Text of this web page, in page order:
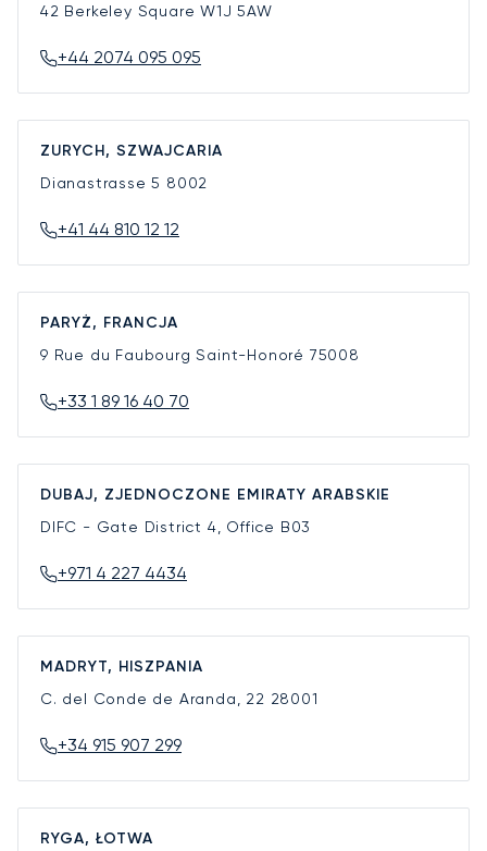
42 Berkeley SquareW1J 5AW
+44 2074 095 095
ZURYCH, SZWAJCARIA
Dianastrasse 5 8002
+41 44 810 12 12
PARYŻ, FRANCJA
9 Rue du Faubourg Saint-Honoré 75008
+33 1 89 16 40 70
DUBAJ, ZJEDNOCZONE EMIRATY ARABSKIE
DIFC - Gate District 4, Office B03
+971 4 227 4434
MADRYT, HISZPANIA
C. del Conde de Aranda, 22 28001
+34 915 907 299
RYGA, ŁOTWA